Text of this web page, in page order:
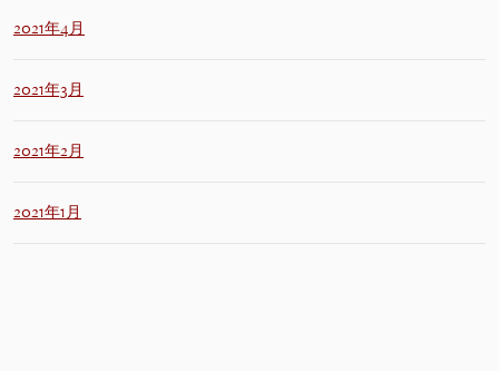
2021年4月
2021年3月
2021年2月
2021年1月